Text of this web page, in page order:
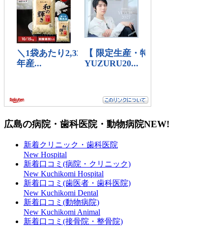
広島の病院・歯科医院・動物病院NEW!
新着クリニック・歯科医院
New Hospital
新着口コミ(病院・クリニック)
New Kuchikomi Hospital
新着口コミ(歯医者・歯科医院)
New Kuchikomi Dental
新着口コミ(動物病院)
New Kuchikomi Animal
新着口コミ(接骨院・整骨院)